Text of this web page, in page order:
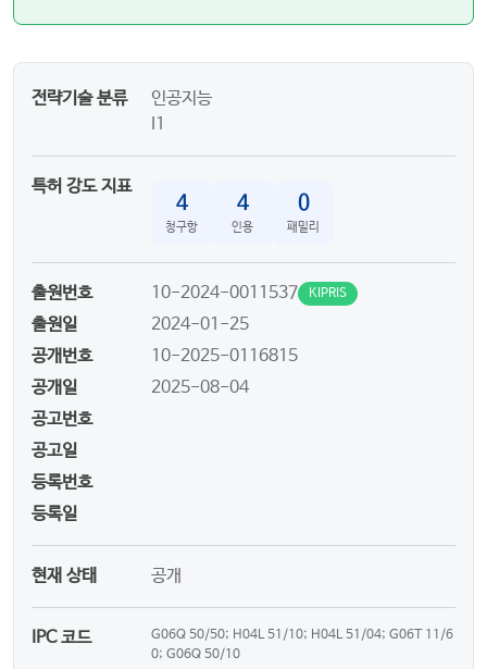
전략기술 분류
인공지능
I1
특허 강도 지표
4
청구항
4
인용
0
패밀리
출원번호 10-2024-0011537 KIPRIS
출원일
2024-01-25
공개번호
10-2025-0116815
공개일
2025-08-04
공고번호
공고일
등록번호
등록일
현재 상태 공개
IPC 코드
G06Q 50/50; H04L 51/10; H04L 51/04; G06T 11/6
0; G06Q 50/10